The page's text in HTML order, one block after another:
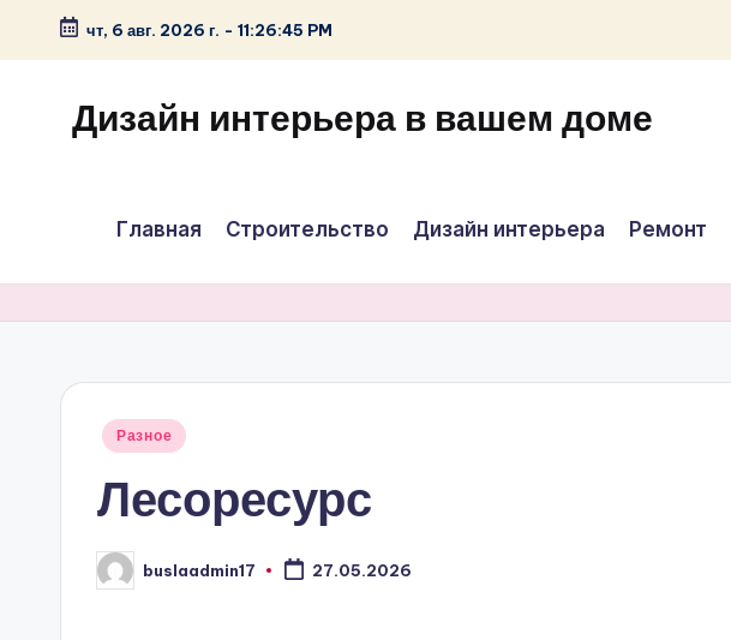
Перейти
содержимому
чт, 6 авг. 2026 г. - 11:26:45 PM
Дизайн интерьера в вашем доме
Главная Строительство Дизайн интерьера Ремонт
Опубликовано
Разное
Лесоресурс
Запись
от
buslaadmin17 27.05.2026